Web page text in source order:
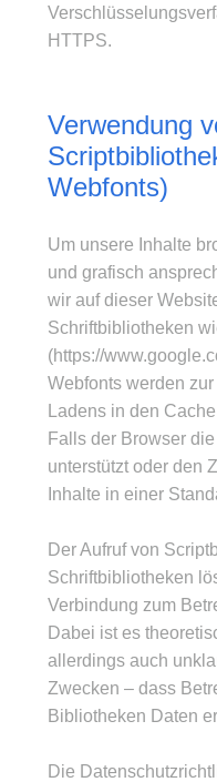
HTTPS.
Verwendung
Webfonts)
Um unsere Inhalte
und grafisch
wir auf dieser
Schriftbibliotheken
(https://
Webfonts werden
Ladens in den
Falls der Browser
unterstützt oder den
Inhalte in einer
Der Aufruf von
Schriftbibliotheken
Verbindung zum
Dabei ist es
allerdings auch
Zwecken – dass
Bibliotheken Daten
Die